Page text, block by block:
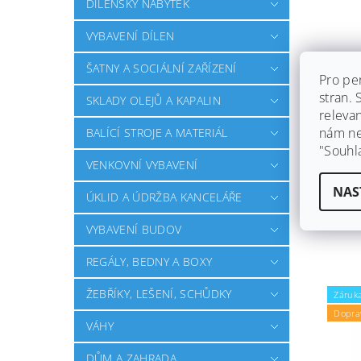
DÍLENSKÝ NÁBYTEK
VYBAVENÍ DÍLEN
ŠATNY A SOCIÁLNÍ ZAŘÍZENÍ
SKLADY OLEJŮ A KAPALIN
BALÍCÍ STROJE A MATERIÁL
VENKOVNÍ VYBAVENÍ
ÚKLID A ÚDRŽBA KANCELÁŘE
VYBAVENÍ BUDOV
REGÁLY, BEDNY A BOXY
ŽEBŘÍKY, LEŠENÍ, SCHŮDKY
VÁHY
DŮM A ZAHRADA
NA
Ihned
dáme
829
Pro
stran.
nám